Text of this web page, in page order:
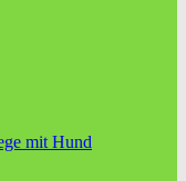
mit Hund